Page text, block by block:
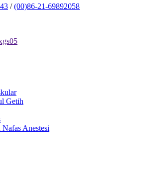
/(00)86-21-69892058
Getih
Anestesi